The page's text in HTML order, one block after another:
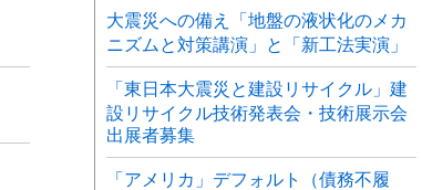
大震災への備え「地盤の液状化のメカ
ニズムと対策講演」と「新工法実演」
「東日本大震災と建設リサイクル」建
設リサイクル技術発表会・技術展示会
出展者募集
「アメリカ」デフォルト（債務不履